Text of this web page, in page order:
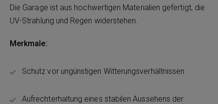
Die Garage ist aus hochwertigen Materialien gefertigt, die
UV-Strahlung und Regen widerstehen.
Merkmale:
Schutz vor ungünstigen Witterungsverhältnissen
Aufrechterhaltung eines stabilen Aussehens der